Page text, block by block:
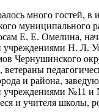
много гостей, в
муниципального
Е. Е. Омелина,
учреждениями Н. Л.
Чернушинского
и района,
учреждениями №11
и учителя школы,